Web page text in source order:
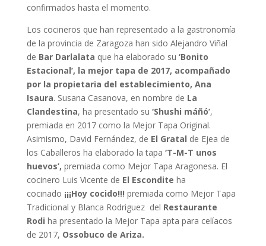
confirmados hasta el momento.
Los cocineros que han representado a la gastronomía
de la provincia de Zaragoza han sido Alejandro Viñal
de Bar Darlalata que ha elaborado su ‘Bonito
Estacional’, la mejor tapa de 2017, acompañado
por la propietaria del establecimiento, Ana
Isaura. Susana Casanova, en nombre de La
Clandestina, ha presentado su ‘Shushi máñó’,
premiada en 2017 como la Mejor Tapa Original.
Asimismo, David Fernández, de El Gratal de Ejea de
los Caballeros ha elaborado la tapa ‘T-M-T unos
huevos’, premiada como Mejor Tapa Aragonesa. El
cocinero Luis Vicente de El Escondite ha
cocinado ¡¡¡Hoy cocido!!! premiada como Mejor Tapa
Tradicional y Blanca Rodriguez del Restaurante
Rodi ha presentado la Mejor Tapa apta para celíacos
de 2017, Ossobuco de Ariza.